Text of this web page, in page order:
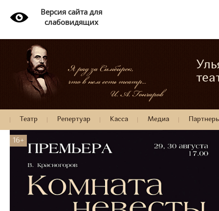
Версия сайта для
слабовидящих
Театр Репертуар Касса Медиа
16+